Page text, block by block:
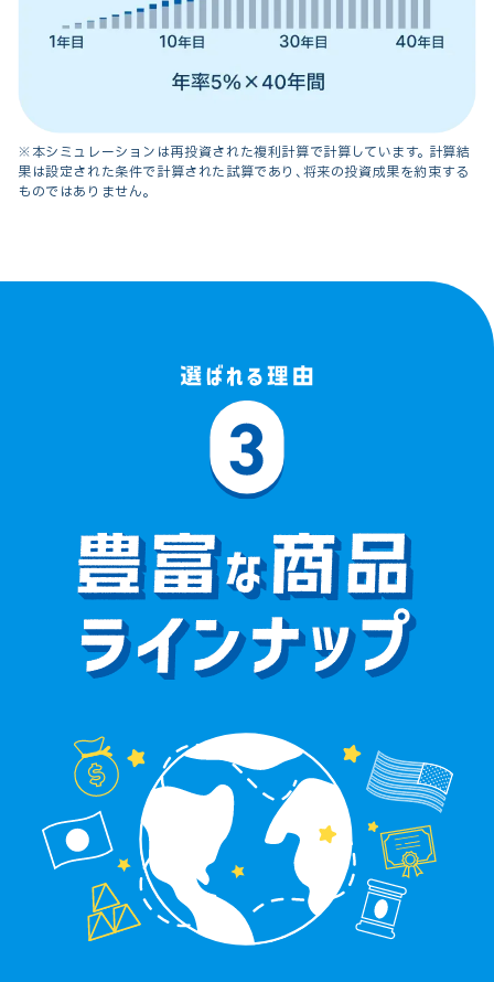
※本シミュレーションは再投資された複利計算で計算しています。 計算結
果は設定された条件で計算された試算であり、将来の投資成果を約束する
ものではありません。